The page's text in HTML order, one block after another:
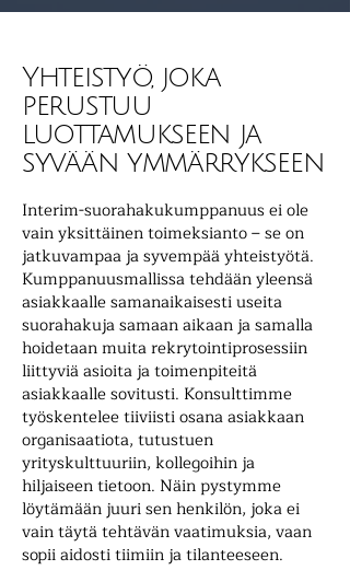
Yhteistyö, joka
perustuu
luottamukseen ja
syvään ymmärrykseen
Interim-suorahakukumppanuus ei ole
vain yksittäinen toimeksianto – se on
jatkuvampaa ja syvempää yhteistyötä.
Kumppanuusmallissa tehdään yleensä
asiakkaalle samanaikaisesti useita
suorahakuja samaan aikaan ja samalla
hoidetaan muita rekrytointiprosessiin
liittyviä asioita ja toimenpiteitä
asiakkaalle sovitusti. Konsulttimme
työskentelee tiiviisti osana asiakkaan
organisaatiota, tutustuen
yrityskulttuuriin, kollegoihin ja
hiljaiseen tietoon. Näin pystymme
löytämään juuri sen henkilön, joka ei
vain täytä tehtävän vaatimuksia, vaan
sopii aidosti tiimiin ja tilanteeseen.